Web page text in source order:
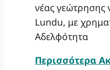
νέας γεώτρησης
Lundu, με
Αδελφότητα
Περισσότερα